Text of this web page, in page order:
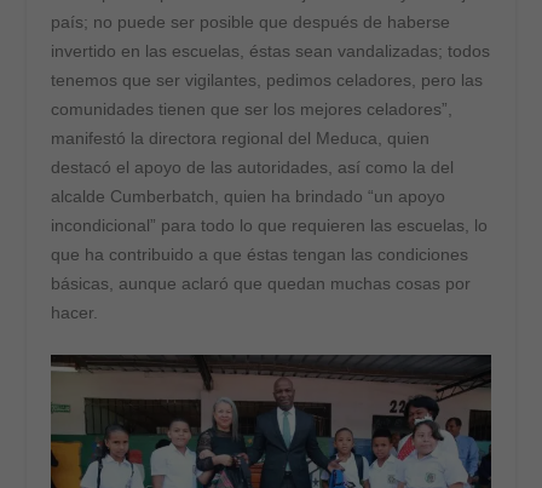
país; no puede ser posible que después de haberse
invertido en las escuelas, éstas sean vandalizadas; todos
tenemos que ser vigilantes, pedimos celadores, pero las
comunidades tienen que ser los mejores celadores”,
manifestó la directora regional del Meduca, quien
destacó el apoyo de las autoridades, así como la del
alcalde Cumberbatch, quien ha brindado “un apoyo
incondicional” para todo lo que requieren las escuelas, lo
que ha contribuido a que éstas tengan las condiciones
básicas, aunque aclaró que quedan muchas cosas por
hacer.